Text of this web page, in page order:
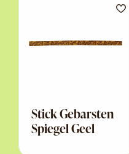
Stick Gebarsten
Spiegel Geel